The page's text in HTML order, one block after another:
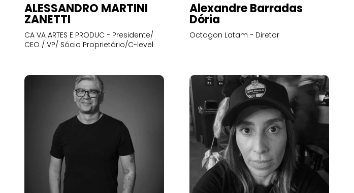
ALESSANDRO MARTINI
ZANETTI
CA VA ARTES E PRODUC - Presidente/
CEO / VP/ Sócio Proprietário/C-level
Alexandre Barradas
Dória
Octagon Latam - Diretor